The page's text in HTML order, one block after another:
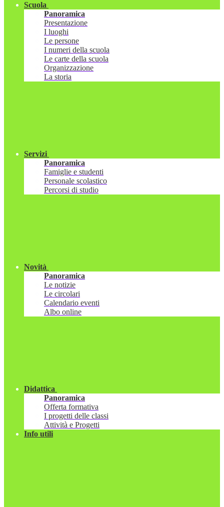
Scuola
Panoramica
Presentazione
I luoghi
Le persone
I numeri della scuola
Le carte della scuola
Organizzazione
La storia
Servizi
Panoramica
Famiglie e studenti
Personale scolastico
Percorsi di studio
Novità
Panoramica
Le notizie
Le circolari
Calendario eventi
Albo online
Didattica
Panoramica
Offerta formativa
I progetti delle classi
Attività e Progetti
Info utili